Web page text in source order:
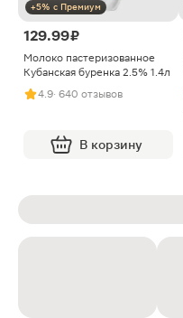
+5% с Премиум
129.99 ₽
Молоко пастеризованное
Кубанская буренка 2.5% 1.4л
4.9· 640 отзывов
В корзину